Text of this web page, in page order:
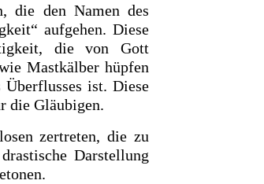
die den Namen des
aufgehen. Diese
die von Gott
Mastkälber hüpfen
ist. Diese
die Gläubigen.
zertreten, die zu
Darstellung